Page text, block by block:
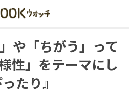
や「ちがう」って
性」をテーマにし
たり』